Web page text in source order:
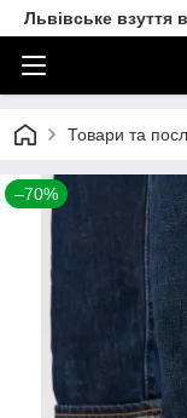
Львівське взуття
Товари та
–70%